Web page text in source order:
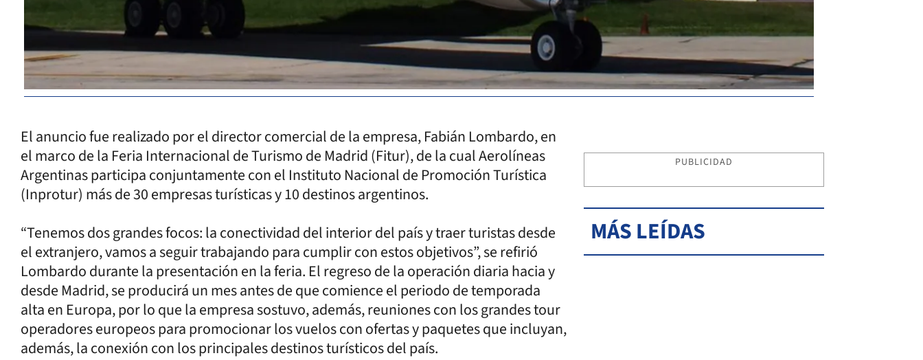
El anuncio fue realizado por el director comercial de la empresa, Fabián Lombardo, en
el marco de la Feria Internacional de Turismo de Madrid (Fitur), de la cual Aerolíneas
Argentinas participa conjuntamente con el Instituto Nacional de Promoción Turística
(Inprotur) más de 30 empresas turísticas y 10 destinos argentinos.
“Tenemos dos grandes focos: la conectividad del interior del país y traer turistas desde
el extranjero, vamos a seguir trabajando para cumplir con estos objetivos”, se refirió
Lombardo durante la presentación en la feria. El regreso de la operación diaria hacia y
desde Madrid, se producirá un mes antes de que comience el periodo de temporada
alta en Europa, por lo que la empresa sostuvo, además, reuniones con los grandes tour
operadores europeos para promocionar los vuelos con ofertas y paquetes que incluyan,
además, la conexión con los principales destinos turísticos del país.
PUBLICIDAD
MÁS LEÍDAS